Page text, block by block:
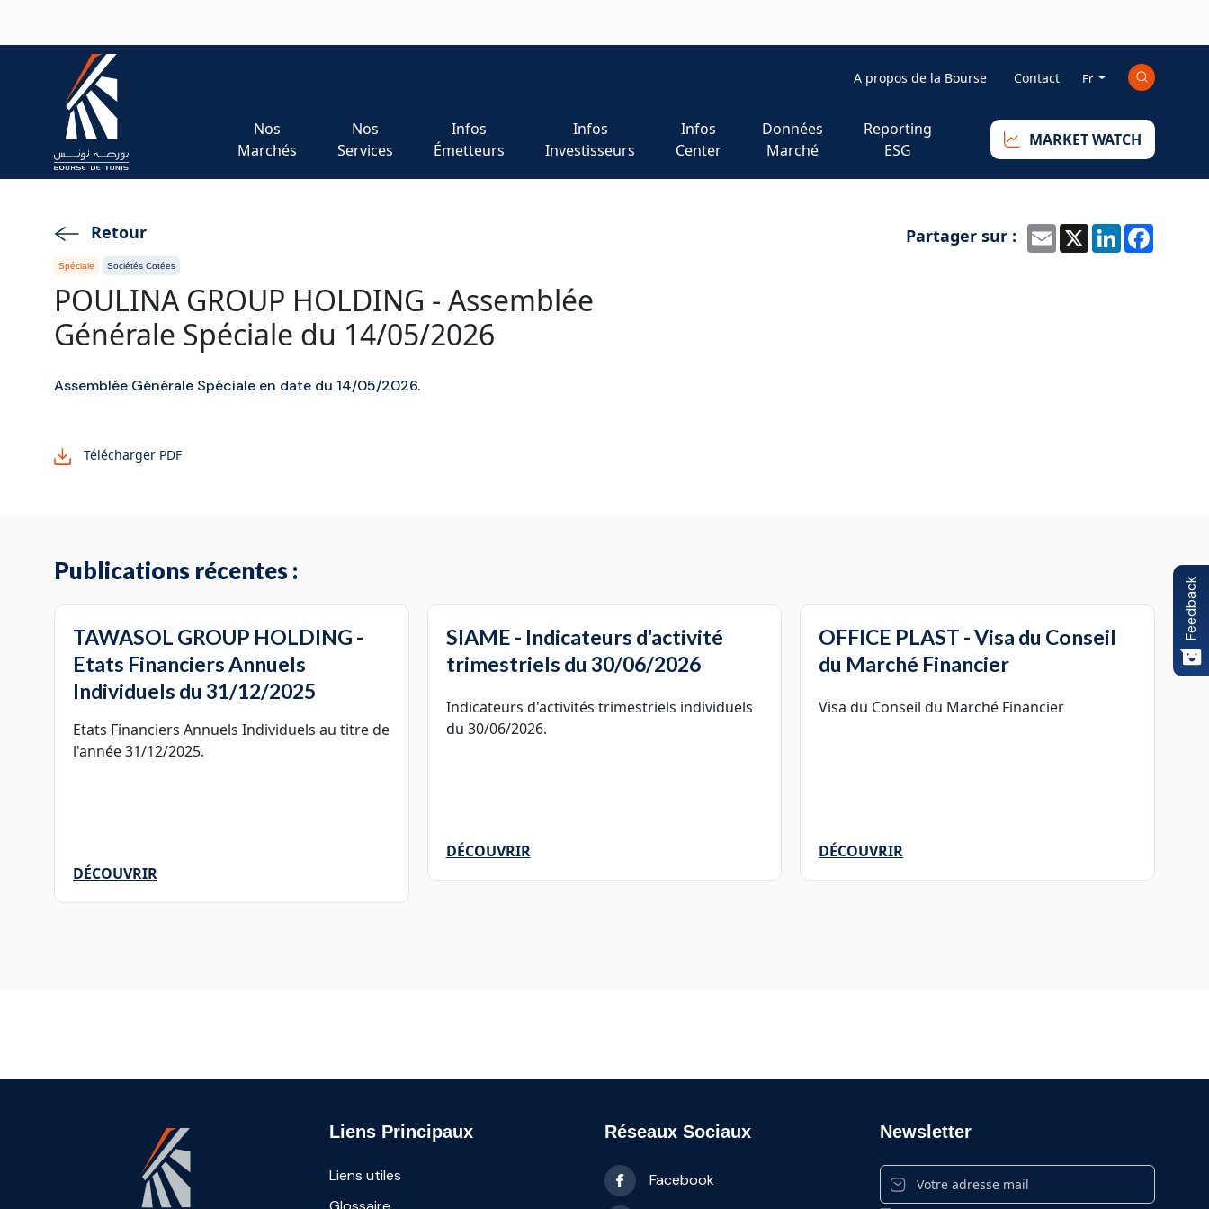
Mini_right
A propos de la Bourse Contact Fr
Nos
Marchés
Nos
Services
Infos
Émetteurs
Infos
Investisseurs
Infos
Center
Données
Marché
Reporting
ESG
MARKET WATCH
Retour Partager sur : EmailX LinkedIn
Spéciale Sociétés Cotées
POULINA GROUP HOLDING - Assemblée
Générale Spéciale du 14/05/2026
Assemblée Générale Spéciale en date du 14/05/2026.
Télécharger PDF
Publications récentes :
TAWASOL GROUP HOLDING -
Etats Financiers Annuels
Individuels du 31/12/2025
Etats Financiers Annuels Individuels au titre de
l'année 31/12/2025.
DÉCOUVRIR
SIAME - Indicateurs d'activité
trimestriels du 30/06/2026
Indicateurs d'activités trimestriels individuels
du 30/06/2026.
DÉCOUVRIR
OFFICE PLAST - Visa du Conseil
du Marché Financier
Visa du Conseil du Marché Financier
DÉCOUVRIR
Feedback
Liens Principaux
Liens utiles
Réseaux Sociaux
Facebook
Newsletter